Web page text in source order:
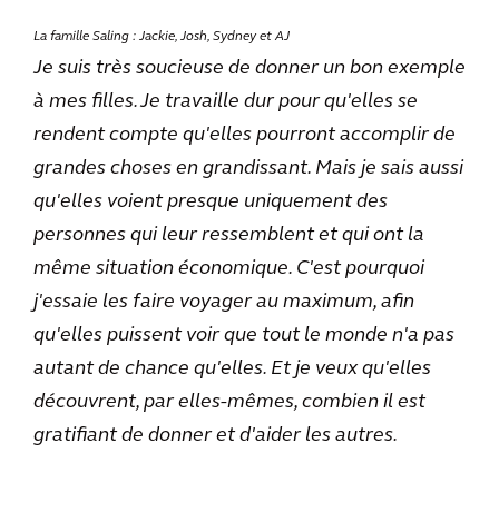
La famille Saling : Jackie, Josh, Sydney et AJ
Je suis très soucieuse de donner un bon exemple
à mes filles. Je travaille dur pour qu'elles se
rendent compte qu'elles pourront accomplir de
grandes choses en grandissant. Mais je sais aussi
qu'elles voient presque uniquement des
personnes qui leur ressemblent et qui ont la
même situation économique. C'est pourquoi
j'essaie les faire voyager au maximum, afin
qu'elles puissent voir que tout le monde n'a pas
autant de chance qu'elles. Et je veux qu'elles
découvrent, par elles-mêmes, combien il est
gratifiant de donner et d'aider les autres.